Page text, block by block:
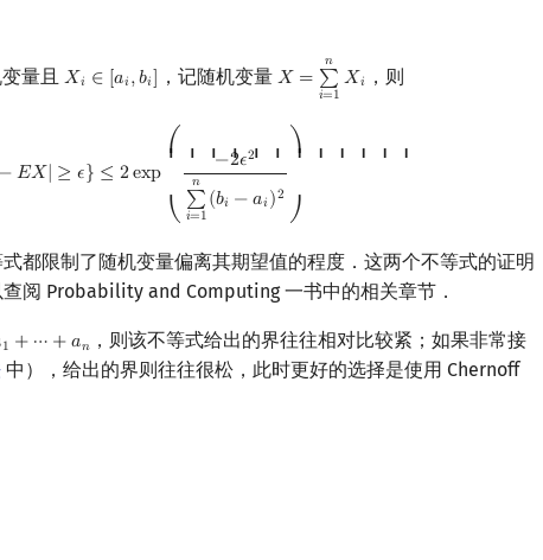
量且 𝑋𝑖 ∈ [𝑎𝑖,𝑏𝑖]
Xi∈[a i,bi] ，记随机变量 𝑋 =
𝑛
∑
𝑖=1
𝑋𝑖
X= ∑i=1n Xi ，则
−𝐸𝑋| ≥ 𝜖} ≤ 2exp
⎛⎜ ⎜ ⎜ ⎜ ⎜ ⎜
⎝
−2𝜖2
𝑛
∑
𝑖=1
(𝑏𝑖 −𝑎𝑖)2
⎞⎟ ⎟ ⎟ ⎟ ⎟ ⎟
⎠
∑i
都限制了随机变量偏离其期望值的程度．这两个不等式的证明
阅 Probability and Computing 一书中的相关章节．
1 + ⋯ +𝑎𝑛
1 +⋯+an
，则该不等式给出的界往往相对比较紧；如果非常接
中），给出的界则往往很松，此时更好的选择是使用 Chernoff